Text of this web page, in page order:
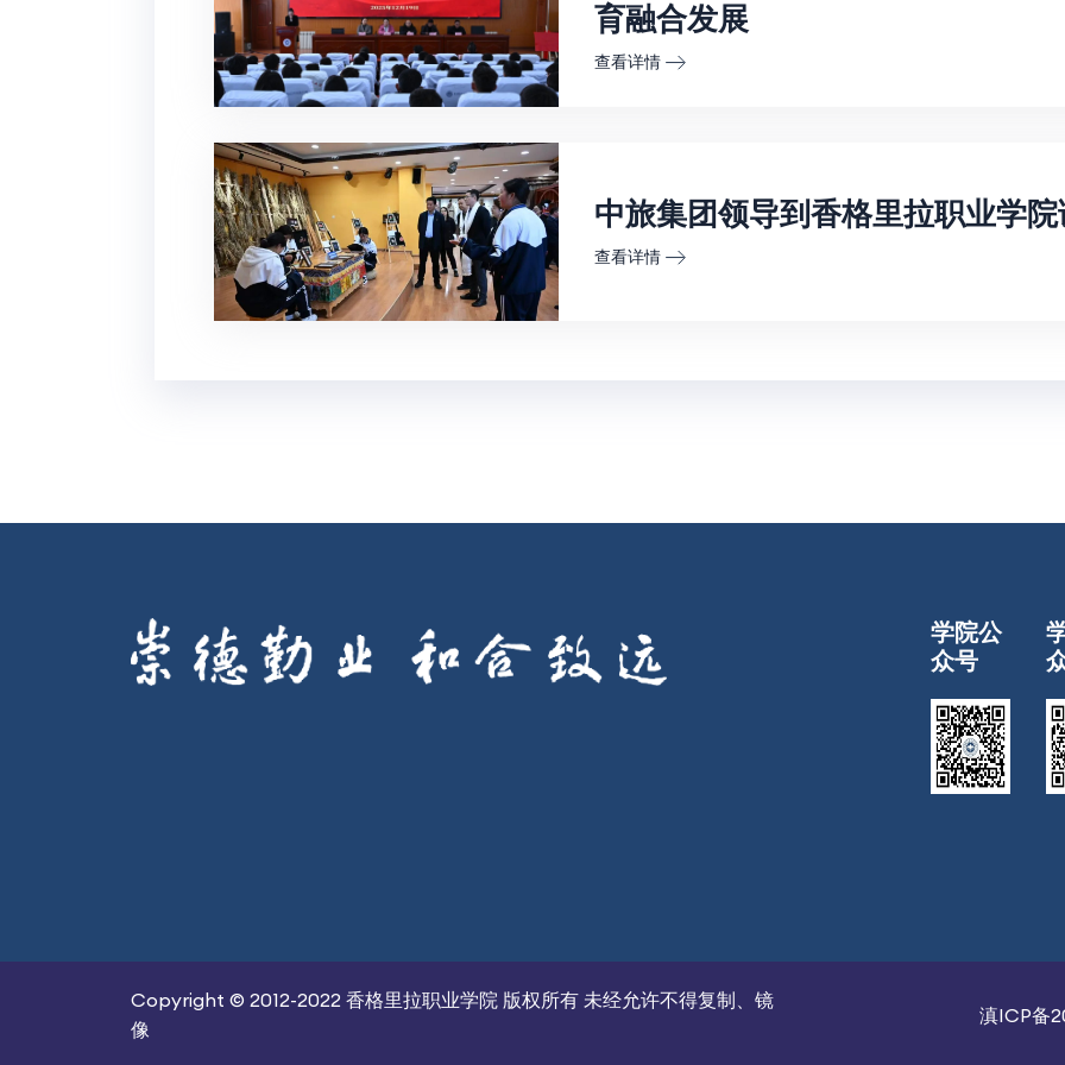
育融合发展
查看详情
中旅集团领导到香格里拉职业学
查看详情
学院公
众号
Copyright © 2012-2022 香格里拉职业学院 版权所有 未经允许不得复制、镜
像
滇ICP备